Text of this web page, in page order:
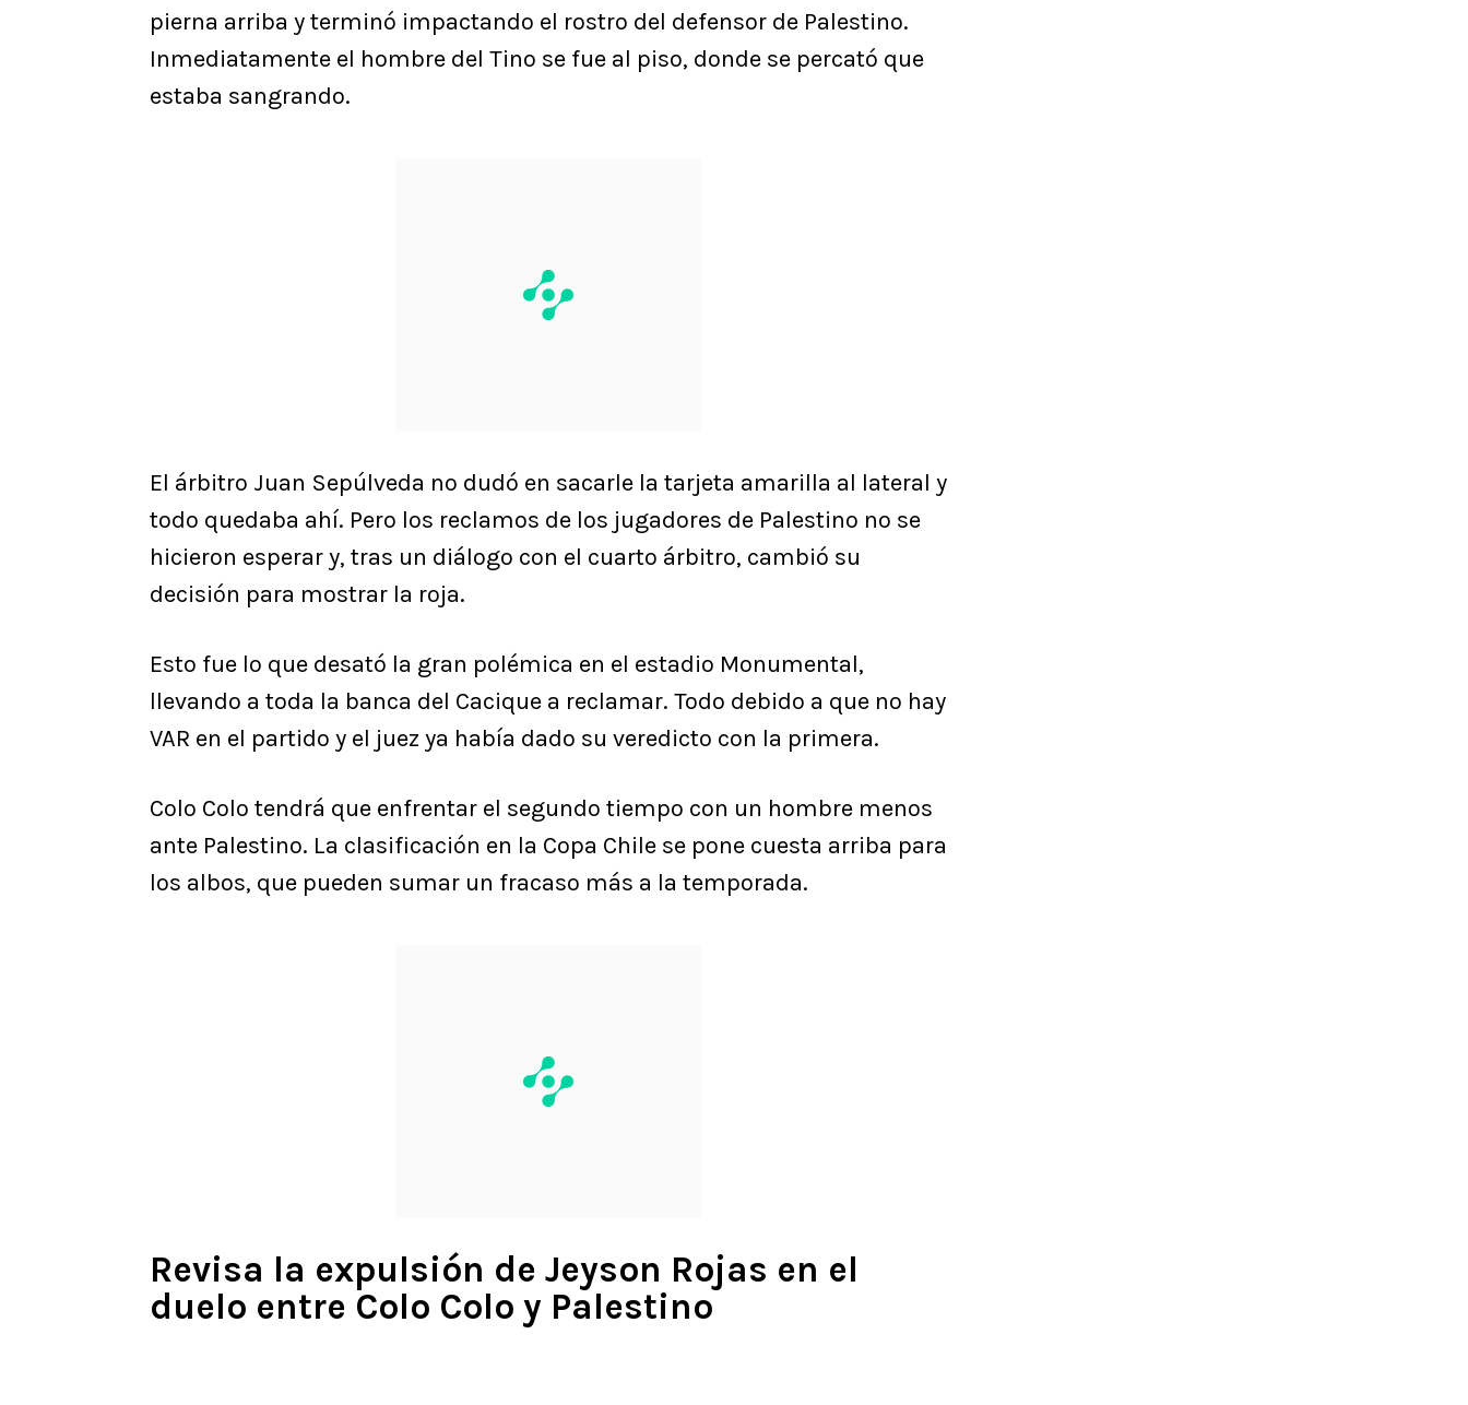
pierna arriba y terminó impactando el rostro del defensor de Palestino.
Inmediatamente el hombre del Tino se fue al piso, donde se percató que
estaba sangrando.
El árbitro Juan Sepúlveda no dudó en sacarle la tarjeta amarilla al lateral y
todo quedaba ahí. Pero los reclamos de los jugadores de Palestino no se
hicieron esperar y, tras un diálogo con el cuarto árbitro, cambió su
decisión para mostrar la roja.
Esto fue lo que desató la gran polémica en el estadio Monumental,
llevando a toda la banca del Cacique a reclamar. Todo debido a que no hay
VAR en el partido y el juez ya había dado su veredicto con la primera.
Colo Colo tendrá que enfrentar el segundo tiempo con un hombre menos
ante Palestino. La clasificación en la Copa Chile se pone cuesta arriba para
los albos, que pueden sumar un fracaso más a la temporada.
Revisa la expulsión de Jeyson Rojas en el
duelo entre Colo Colo y Palestino